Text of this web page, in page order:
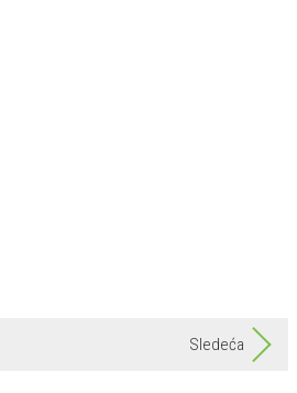
Sledeća